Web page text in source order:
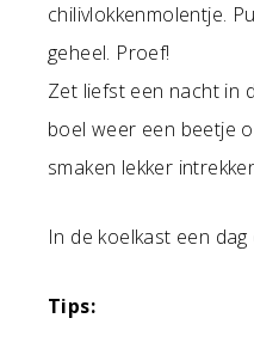
chilivlokkenmolentje.
geheel. Proef!
Zet liefst een nacht in
boel weer een beetje
smaken lekker
In de koelkast een
Tips: